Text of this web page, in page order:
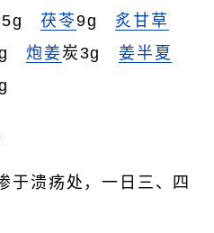
茯苓9g 炙甘草
炮姜炭3g姜半夏
于溃疡处，一日三、四